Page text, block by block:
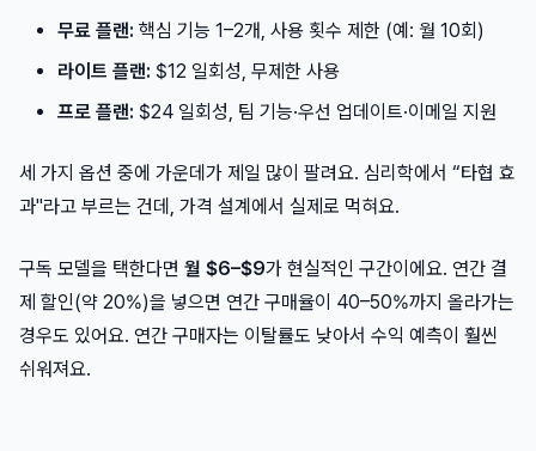
무료 플랜: 핵심 기능 1–2개, 사용 횟수 제한 (예: 월 10회)
라이트 플랜: $12 일회성, 무제한 사용
프로 플랜: $24 일회성, 팀 기능·우선 업데이트·이메일 지원
세 가지 옵션 중에 가운데가 제일 많이 팔려요. 심리학에서 “타협 효
과"라고 부르는 건데, 가격 설계에서 실제로 먹혀요.
구독 모델을 택한다면 월 $6–$9가 현실적인 구간이에요. 연간 결
제 할인(약 20%)을 넣으면 연간 구매율이 40–50%까지 올라가는
경우도 있어요. 연간 구매자는 이탈률도 낮아서 수익 예측이 훨씬
쉬워져요.